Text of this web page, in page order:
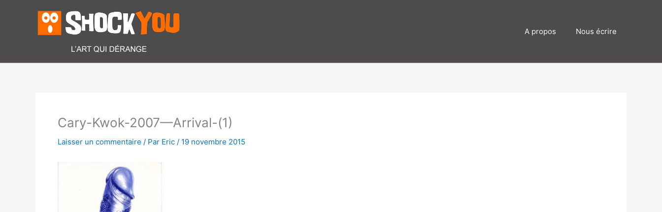
A propos Nous écrire
Cary-Kwok-2007—Arrival-(1)
Laisser un commentaire / Par Eric / 19 novembre 2015